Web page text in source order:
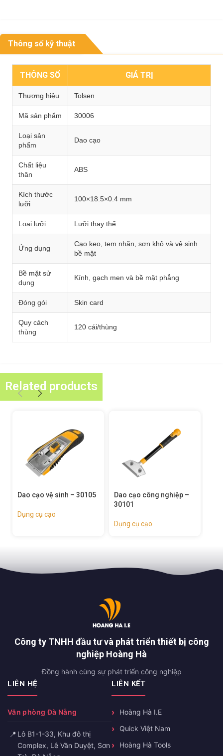
Thông số kỹ thuật
THÔNG SỐ GIÁ TRỊ
Thương hiệu Tolsen
Mã sản phẩm 30006
Loại sản
phẩm
Dao cạo
Chất liệu
thân
ABS
Kích thước
lưỡi
100×18.5×0.4 mm
Loại lưỡi Lưỡi thay thế
Ứng dụng
Cạo keo, tem nhãn, sơn khô và vệ sinh
bề mặt
Bề mặt sử
dụng
Kính, gạch men và bề mặt phẳng
Đóng gói Skin card
Quy cách
thùng
120 cái/thùng
Related products
Dao cạo công nghiệp –
Dao cạo – 30014
Công ty TNHH đầu tư và phát triển thiết bị công
nghiệp Hoàng Hà
Đồng hành cùng sự phát triển công nghiệp
LIÊN HỆ
Văn phòng Đà Nẵng
📍 Lô B1-1-33, Khu đô thị
Complex, Lê Văn Duyệt, Sơn
LIÊN KẾT
Hoàng Hà I.E
Quick Việt Nam
Hoàng Hà Tools